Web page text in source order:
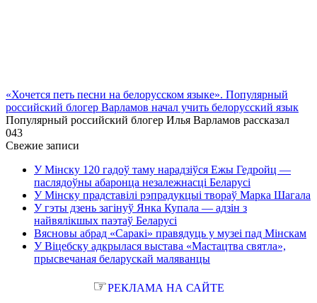
«Хочется петь песни на белорусском языке». Популярный
российский блогер Варламов начал учить белорусский язык
Популярный российский блогер Илья Варламов рассказал
043
Свежие записи
У Мінску 120 гадоў таму нарадзіўся Ежы Гедройц —
паслядоўны абаронца незалежнасці Беларусі
У Мінску прадставілі рэпрадукцыі твораў Марка Шагала
У гэты дзень загінуў Янка Купала — адзін з
найвялікшых паэтаў Беларусі
Вясновы абрад «Саракі» правядуць у музеі пад Мінскам
У Віцебску адкрылася выстава «Мастацтва святла»,
прысвечаная беларускай маляванцы
☞РЕКЛАМА НА САЙТЕ